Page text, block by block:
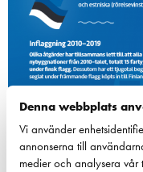
Denna webbplats
Vi använder
annonserna till
medier och analysera vår